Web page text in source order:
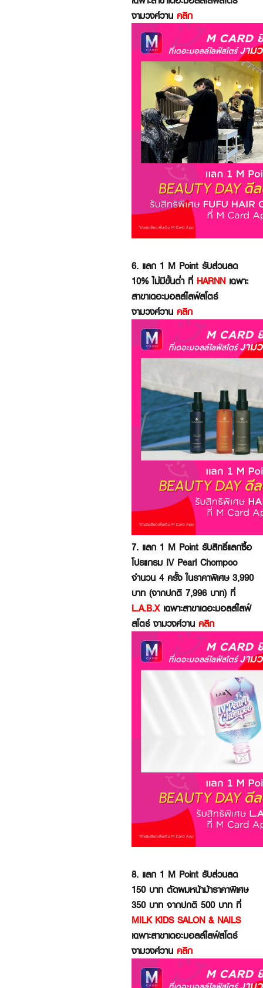
งามวงศ์วาน คลิก
6. แลก 1 M Point รับส่วนลด
10% ไม่มีขั้นต่ำ ที่ HARNNเฉพาะ
สาขาเดอะมอลล์ไลฟ์สโตร์
งามวงศ์วาน คลิก
7. แลก 1 M Point รับสิทธิ์แลกซื้อ
โปรแกรม IV Pearl Chompoo
จำนวน 4 ครั้ง ในราคาพิเศษ 3,990
บาท (จากปกติ 7,996 บาท) ที่
L.A.B.Xเฉพาะสาขาเดอะมอลล์ไลฟ์
สโตร์ งามวงศ์วาน คลิก
8. แลก 1 M Point รับส่วนลด
150 บาท ตัดผมหน้าม้าราคาพิเศษ
350 บาท จากปกติ 500 บาท ที่
MILK KIDS SALON & NAILS
เฉพาะสาขาเดอะมอลล์ไลฟ์สโตร์
งามวงศ์วาน คลิก